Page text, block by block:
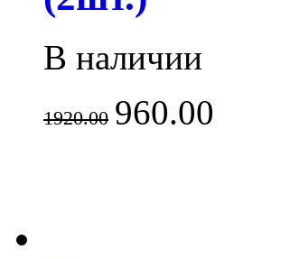
В наличии
1920.00 960.00